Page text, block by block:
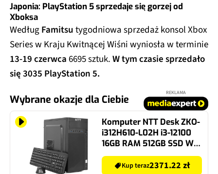
Japonia: PlayStation 5 sprzedaje się gorzej od
Xboksa
WedługFamitsutygodniowa sprzedaż konsol Xbox
Series w Kraju Kwitnącej Wiśni wyniosła w terminie
13-19 czerwca 6695 sztuk.W tym czasie sprzedało
się 3035 PlayStation 5.
Wybrane okazje dla Ciebie
REKLAMA
Komputer NTT Desk ZKO-
i312H610-L02H i3-12100
16GB RAM 512GB SSD Wi-
Fi Windows 11 Home
Kup teraz2371.22 zł